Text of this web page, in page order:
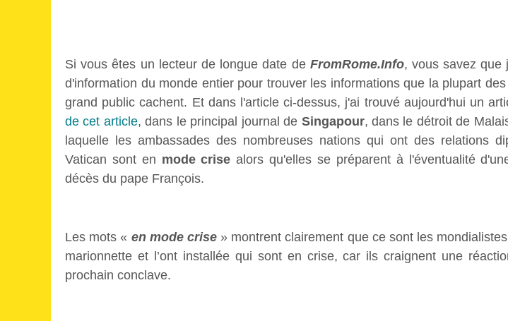
Si vous êtes un lecteur de longue date de FromRome.Info, vous savez que
d'information du monde entier pour trouver les informations que la plupart
grand public cachent. Et dans l'article ci-dessus, j'ai trouvé aujourd'hui un
de cet article, dans le principal journal de Singapour, dans le détroit de
laquelle les ambassades des nombreuses nations qui ont des relations
Vatican sont en mode crise alors qu'elles se préparent à l'éventualité
décès du pape François.
Les mots « en mode crise» montrent clairement que ce sont les
marionnette et l’ont installée qui sont en crise, car ils craignent une
prochain conclave.